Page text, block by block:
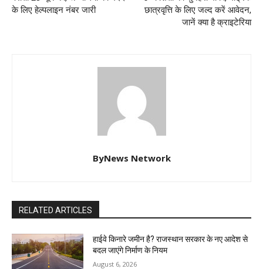
के लिए हेल्पलाइन नंबर जारी
छात्रवृत्ति के लिए जल्द करें आवेदन,
जानें क्या है क्राइटेरिया
ByNews Network
RELATED ARTICLES
हाईवे किनारे जमीन है? राजस्थान सरकार के नए आदेश से
बदल जाएंगे निर्माण के नियम
August 6, 2026